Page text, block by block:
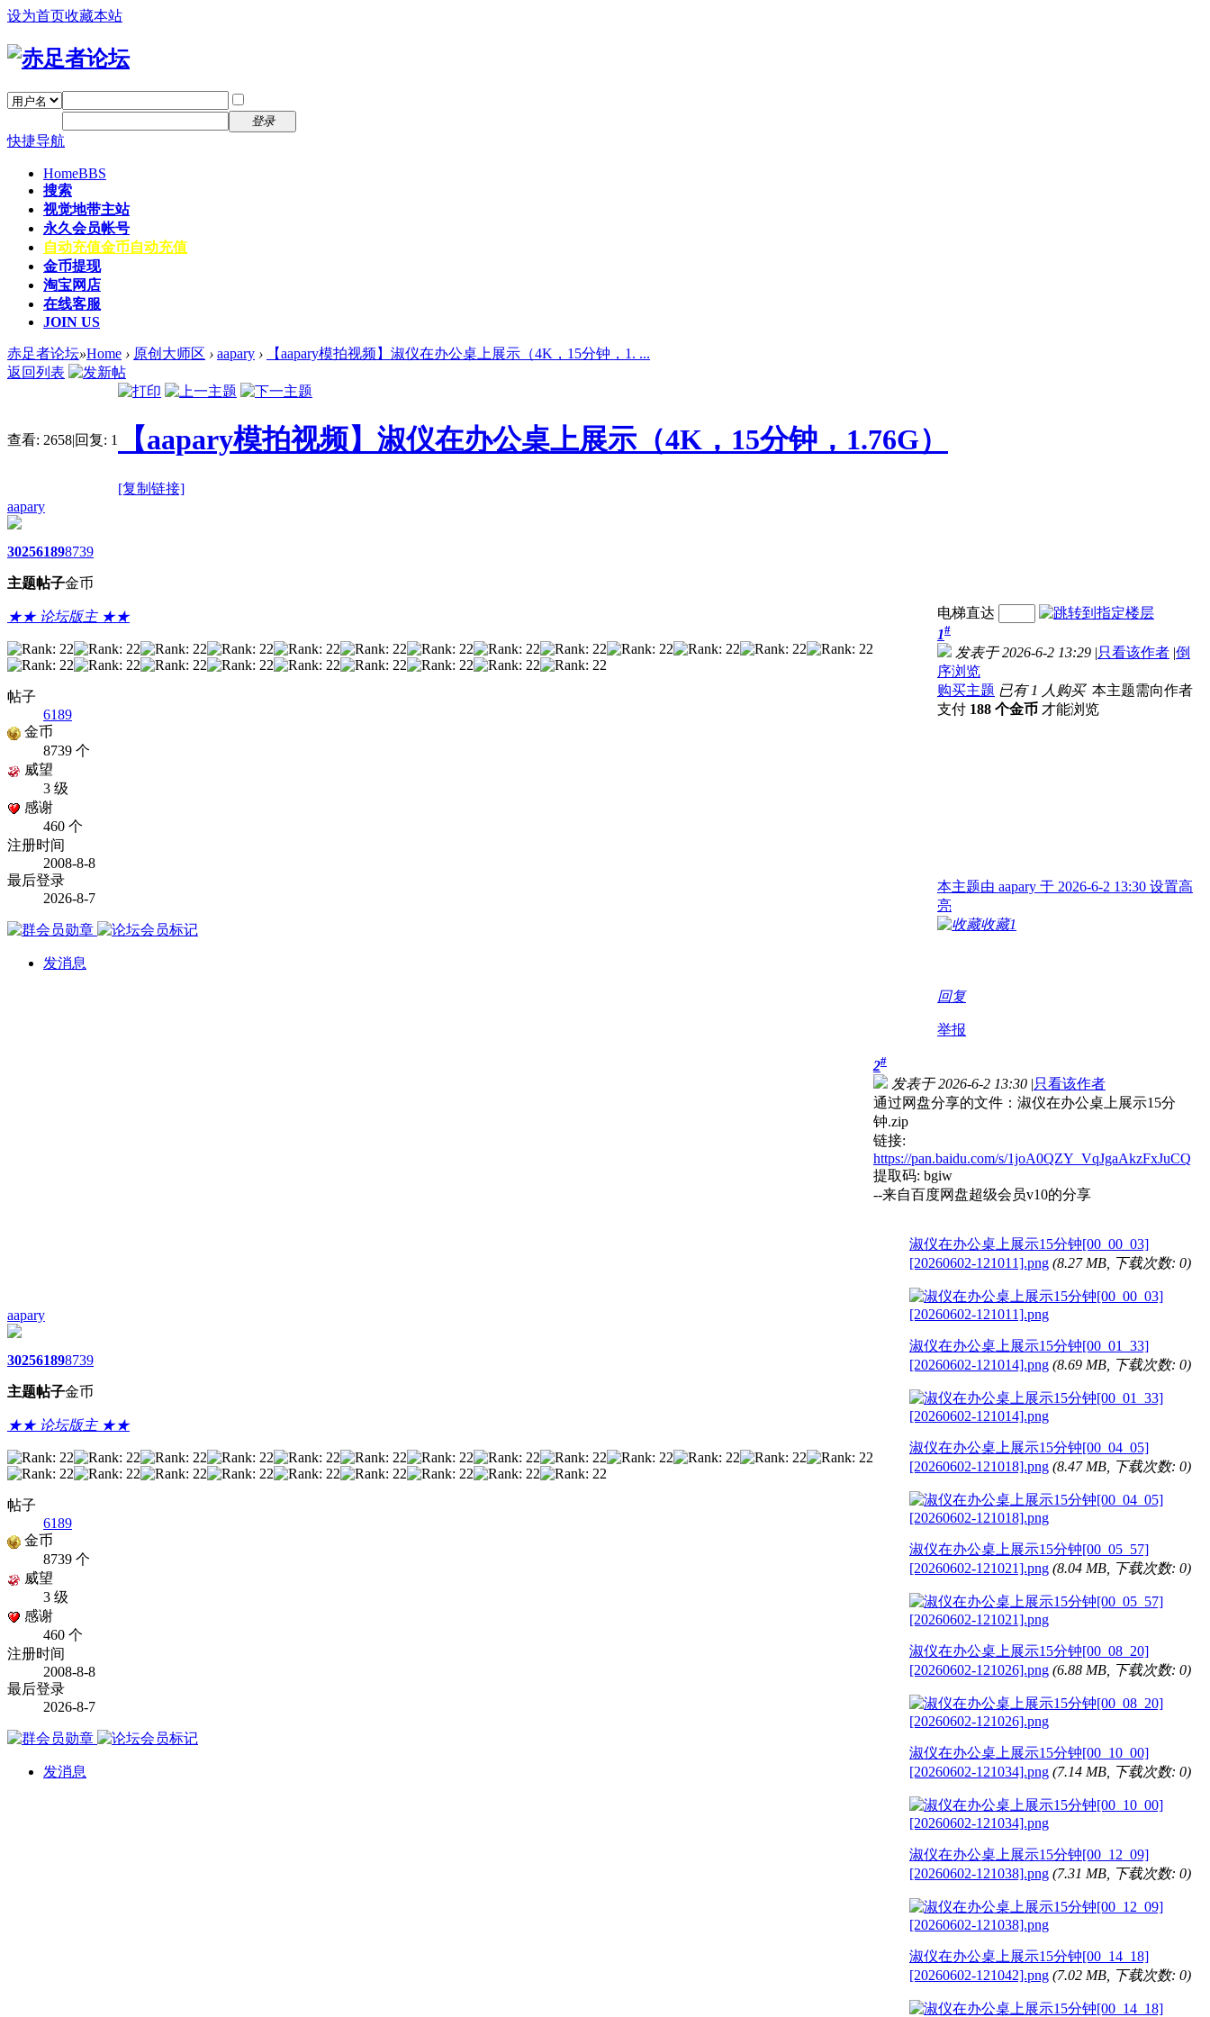
设为首页收藏本站
登录
快捷导航
HomeBBS
搜索
视觉地带主站
永久会员帐号
自动充值金币自动充值
金币提现
淘宝网店
在线客服
JOIN US
赤足者论坛»Home › 原创大师区 › aapary ›
【aapary模拍视频】淑仪在办公桌上展示（4K，15分钟，1. ...
返回列表
查看: 2658|回复: 1 【aapary模拍视频】淑仪在办公桌上展示（4K，15分钟，1.76G）
[复制链接]
aapary
3025
主题
6189
帖子
8739
金币
★★ 论坛版主 ★★
帖子
6189
金币
8739 个
威望
3 级
感谢
460 个
注册时间
2008-8-8
最后登录
2026-8-7
发消息
电梯直达
1#
发表于 2026-6-2 13:29 |只看该作者 |倒
序浏览
购买主题 已有 1 人购买 本主题需向作者
支付 188 个金币 才能浏览
本主题由 aapary 于 2026-6-2 13:30 设置高
亮
收藏1
回复
举报
aapary
3025
主题
6189
帖子
8739
金币
★★ 论坛版主 ★★
帖子
6189
金币
8739 个
威望
3 级
感谢
460 个
注册时间
2008-8-8
最后登录
2026-8-7
发消息
2#
发表于 2026-6-2 13:30 |只看该作者
通过网盘分享的文件：淑仪在办公桌上展示15分
钟.zip
链接:
https://pan.baidu.com/s/1joA0QZY_VqJgaAkzFxJuCQ
提取码: bgiw
--来自百度网盘超级会员v10的分享
淑仪在办公桌上展示15分钟[00_00_03]
[20260602-121011].png (8.27 MB, 下载次数: 0)
淑仪在办公桌上展示15分钟[00_01_33]
[20260602-121014].png (8.69 MB, 下载次数: 0)
淑仪在办公桌上展示15分钟[00_04_05]
[20260602-121018].png (8.47 MB, 下载次数: 0)
淑仪在办公桌上展示15分钟[00_05_57]
[20260602-121021].png (8.04 MB, 下载次数: 0)
淑仪在办公桌上展示15分钟[00_08_20]
[20260602-121026].png (6.88 MB, 下载次数: 0)
淑仪在办公桌上展示15分钟[00_10_00]
[20260602-121034].png (7.14 MB, 下载次数: 0)
淑仪在办公桌上展示15分钟[00_12_09]
[20260602-121038].png (7.31 MB, 下载次数: 0)
淑仪在办公桌上展示15分钟[00_14_18]
[20260602-121042].png (7.02 MB, 下载次数: 0)